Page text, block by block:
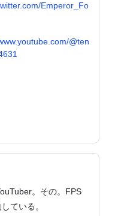
Emperor_Fo
@ten
。その。FPS
ている。